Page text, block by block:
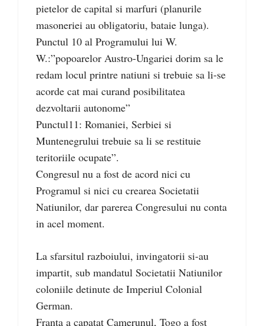
pietelor de capital si marfuri (planurile
masoneriei au obligatoriu, bataie lunga).
Punctul 10 al Programului lui W.
W.:”popoarelor Austro-Ungariei dorim sa le
redam locul printre natiuni si trebuie sa li-se
acorde cat mai curand posibilitatea
dezvoltarii autonome”
Punctul11: Romaniei, Serbiei si
Muntenegrului trebuie sa li se restituie
teritoriile ocupate”.
Congresul nu a fost de acord nici cu
Programul si nici cu crearea Societatii
Natiunilor, dar parerea Congresului nu conta
in acel moment.
La sfarsitul razboiului, invingatorii si-au
impartit, sub mandatul Societatii Natiunilor
coloniile detinute de Imperiul Colonial
German.
Franta a capatat Camerunul, Togo a fost